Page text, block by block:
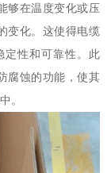
够在温度变化或压
变化。这使得电缆
定性和可靠性。此
腐蚀的功能，使其
。